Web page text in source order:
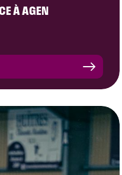
À AGEN